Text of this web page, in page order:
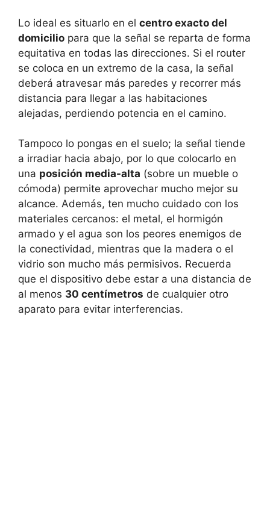
Lo ideal es situarlo en el centro exacto del
domicilio para que la señal se reparta de forma
equitativa en todas las direcciones. Si el router
se coloca en un extremo de la casa, la señal
deberá atravesar más paredes y recorrer más
distancia para llegar a las habitaciones
alejadas, perdiendo potencia en el camino.
Tampoco lo pongas en el suelo; la señal tiende
a irradiar hacia abajo, por lo que colocarlo en
una posición media-alta (sobre un mueble o
cómoda) permite aprovechar mucho mejor su
alcance. Además, ten mucho cuidado con los
materiales cercanos: el metal, el hormigón
armado y el agua son los peores enemigos de
la conectividad, mientras que la madera o el
vidrio son mucho más permisivos. Recuerda
que el dispositivo debe estar a una distancia de
al menos 30 centímetros de cualquier otro
aparato para evitar interferencias.